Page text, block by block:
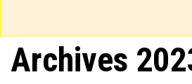
Archives